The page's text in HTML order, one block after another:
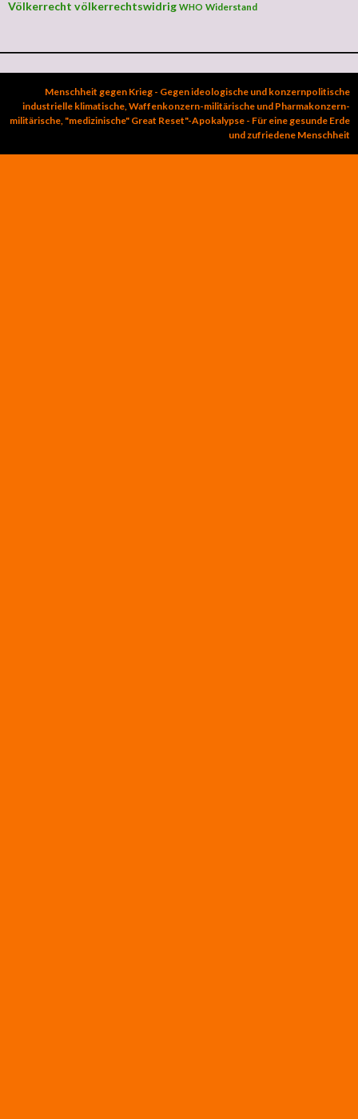
Völkerrecht völkerrechtswidrig WHO Widerstand
Menschheit gegen Krieg - Gegen ideologische und konzernpolitische
industrielle klimatische, Waffenkonzern-militärische und Pharmakonzern-
militärische, "medizinische" Great Reset"-Apokalypse - Für eine gesunde Erde
und zufriedene Menschheit